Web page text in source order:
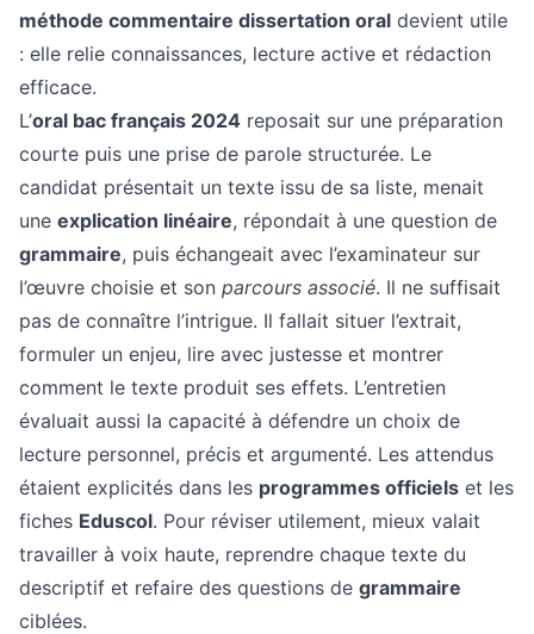
méthode commentaire dissertation oral devient utile
: elle relie connaissances, lecture active et rédaction
efficace.
L’oral bac français 2024 reposait sur une préparation
courte puis une prise de parole structurée. Le
candidat présentait un texte issu de sa liste, menait
une explication linéaire, répondait à une question de
grammaire, puis échangeait avec l’examinateur sur
l’œuvre choisie et son parcours associé. Il ne suffisait
pas de connaître l’intrigue. Il fallait situer l’extrait,
formuler un enjeu, lire avec justesse et montrer
comment le texte produit ses effets. L’entretien
évaluait aussi la capacité à défendre un choix de
lecture personnel, précis et argumenté. Les attendus
étaient explicités dans les programmes officiels et les
fiches Eduscol. Pour réviser utilement, mieux valait
travailler à voix haute, reprendre chaque texte du
descriptif et refaire des questions de grammaire
ciblées.